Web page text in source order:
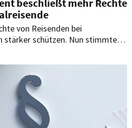
beschließt mehr Rechte
von Reisenden bei
stärker schützen. Nun stimmte
Betriebe wie Hotels und
könnten sich daraus indirekt
bei Buchungen und Stornierungen